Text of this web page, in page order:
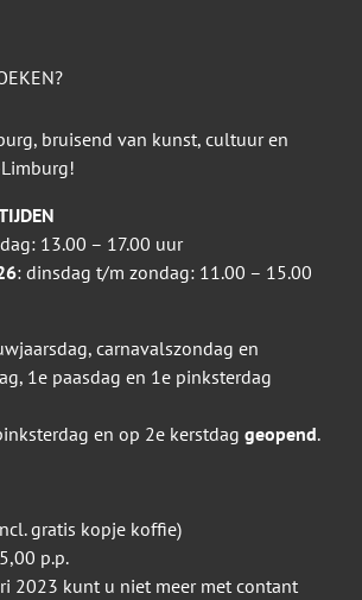
bruisend van kunst, cultuur en
13.00 – 17.00 uur
: dinsdag t/m zondag: 11.00 – 15.00
carnavalszondag en
1e paasdag en 1e pinksterdag
en op 2e kerstdag geopend.
gratis kopje koffie)
p.p.
2023 kunt u niet meer met contant